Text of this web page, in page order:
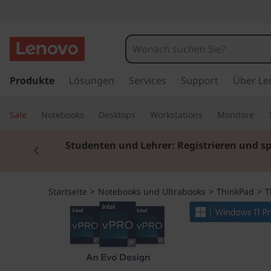
h
n
k
u
a
Produkte Lösungen Services Support Über
Sale Notebooks Desktops Workstations Monitore
Studenten und Lehrer: Registrieren und
Currently displaying item 2 of 3
Startseite > Notebooks und Ultrabooks > ThinkPad >